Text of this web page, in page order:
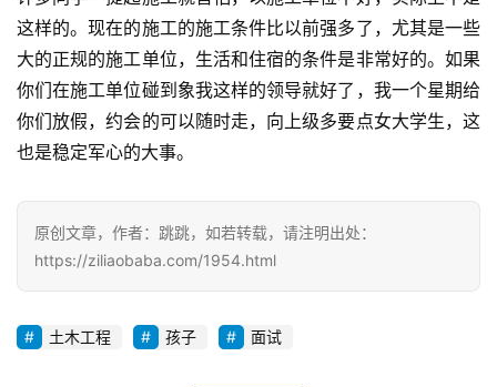
这样的。现在的施工的施工条件比以前强多了，尤其是一些
大的正规的施工单位，生活和住宿的条件是非常好的。如果
你们在施工单位碰到象我这样的领导就好了，我一个星期给
你们放假，约会的可以随时走，向上级多要点女大学生，这
也是稳定军心的大事。
原创文章，作者：跳跳，如若转载，请注明出处：
https://ziliaobaba.com/1954.html
土木工程 孩子 面试